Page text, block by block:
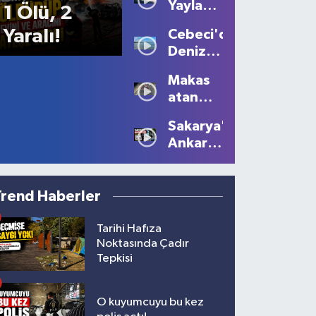
1 Ölü, 2
Yaralı!
Yaylası'nda
Büyüledi:
Kartpostallık
Manzaralar
Oluştu
Cebeci'de
Deniz
Tüm
Güzelliğiyle
Devam
Ediyor
Makas
atan
10 bin
lira ceza
Sakarya'dan
Ankara'ya
çağrısı
Haberler
Tarihi Hafıza
Noktasında Çadır
Tepkisi
O kuyumcuyu bu kez